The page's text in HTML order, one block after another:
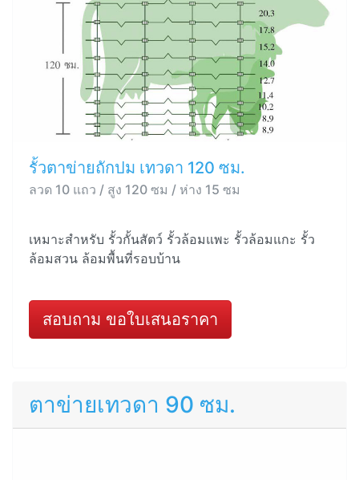
รั้วตาข่ายถักปม เทวดา 120 ซม.
ลวด 10 แถว / สูง 120 ซม / ห่าง 15 ซม
เหมาะสำหรับ รั้วกั้นสัตว์ รั้วล้อมแพะ รั้วล้อมแกะ รั้ว
ล้อมสวน ล้อมพื้นที่รอบบ้าน
สอบถาม ขอใบเสนอราคา
ตาข่ายเทวดา 90 ซม.